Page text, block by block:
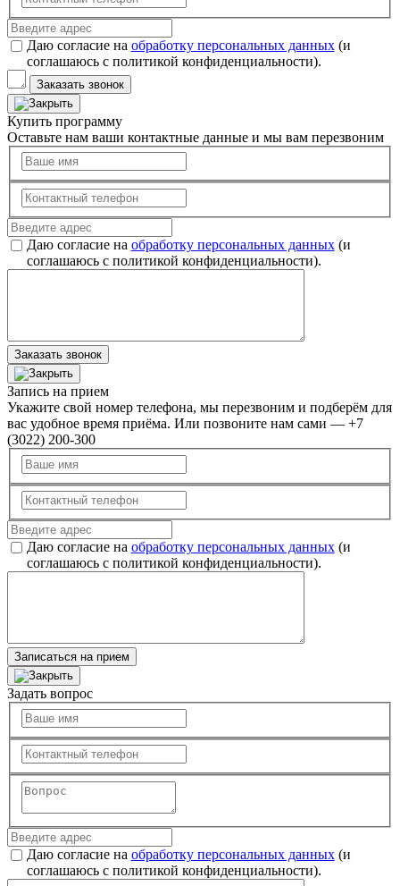
Даю согласие на обработку персональных данных(и
соглашаюсь с политикой конфиденциальности).
Заказать звонок
Купить программу
Оставьте нам ваши контактные данные и мы вам перезвоним
Даю согласие на обработку персональных данных(и
соглашаюсь с политикой конфиденциальности).
Заказать звонок
Запись на прием
Укажите свой номер телефона, мы перезвоним и подберём для
вас удобное время приёма. Или позвоните нам сами — +7
(3022) 200-300
Даю согласие на обработку персональных данных(и
соглашаюсь с политикой конфиденциальности).
Записаться на прием
Задать вопрос
Даю согласие на обработку персональных данных(и
соглашаюсь с политикой конфиденциальности).